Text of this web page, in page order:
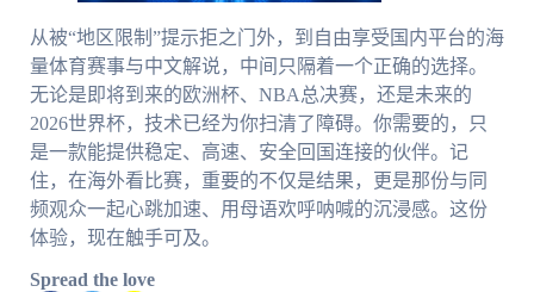
从被“地区限制”提示拒之门外，到自由享受国内平台的海
量体育赛事与中文解说，中间只隔着一个正确的选择。
无论是即将到来的欧洲杯、NBA总决赛，还是未来的
2026世界杯，技术已经为你扫清了障碍。你需要的，只
是一款能提供稳定、高速、安全回国连接的伙伴。记
住，在海外看比赛，重要的不仅是结果，更是那份与同
频观众一起心跳加速、用母语欢呼呐喊的沉浸感。这份
体验，现在触手可及。
Spread the love